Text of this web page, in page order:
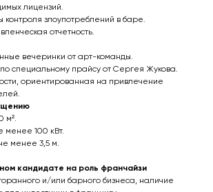
лицензий.
контроля злоупотреблений в баре.
отчетность.
вечеринки от арт-команды.
по специальному прайсу от Сергея Жукова.
ориентированная на привлечение
м².
менее 100 кВт.
менее 3,5 м.
кандидате на роль франчайзи
и/или барного бизнеса, наличие